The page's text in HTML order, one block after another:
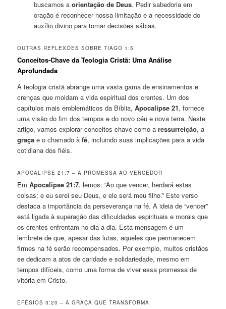
buscamos a orientação de Deus. Pedir sabedoria em
oração é reconhecer nossa limitação e a necessidade do
auxílio divino para tomar decisões sábias.
OUTRAS REFLEXÕES SOBRE TIAGO 1:5
Conceitos-Chave da Teologia Cristã: Uma Análise
Aprofundada
A teologia cristã abrange uma vasta gama de ensinamentos e
crenças que moldam a vida espiritual dos crentes. Um dos
capítulos mais emblemáticos da Bíblia,Apocalipse 21, fornece
uma visão do fim dos tempos e do novo céu e nova terra. Neste
artigo, vamos explorar conceitos-chave como aressurreição, a
graça e o chamado àfé, incluindo suas implicações para a vida
cotidiana dos fiéis.
APOCALIPSE 21:7 – A PROMESSA AO VENCEDOR
EmApocalipse 21:7, lemos: “Ao que vencer, herdará estas
coisas; e eu serei seu Deus, e ele será meu filho.” Este verso
destaca a importância da perseverança na fé. A ideia de “vencer”
está ligada à superação das dificuldades espirituais e morais que
os crentes enfrentam no dia a dia. Esta mensagem é um
lembrete de que, apesar das lutas, aqueles que permanecem
firmes na fé serão recompensados. Por exemplo, muitos cristãos
se dedicam a atos de caridade e solidariedade, mesmo em
tempos difíceis, como uma forma de viver essa promessa de
vitória em Cristo.
EFÉSIOS 3:20 – A GRAÇA QUE TRANSFORMA